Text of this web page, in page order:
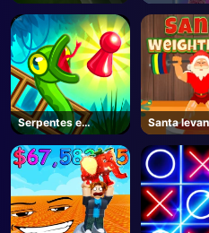
DIY
Serpentes e
Escadas
Santa
de peso